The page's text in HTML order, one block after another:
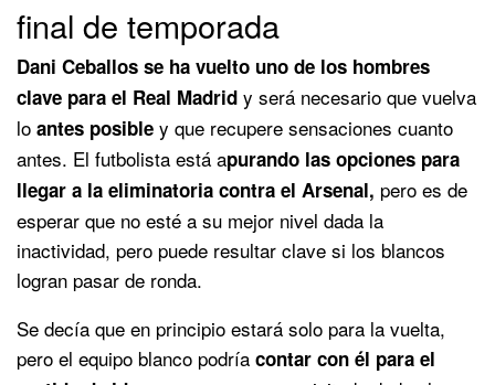
final de temporada
Dani Ceballos se ha vuelto uno de los hombres
clave para el Real Madrid y será necesario que vuelva
lo antes posible y que recupere sensaciones cuanto
antes. El futbolista está apurando las opciones para
llegar a la eliminatoria contra el Arsenal, pero es de
esperar que no esté a su mejor nivel dada la
inactividad, pero puede resultar clave si los blancos
logran pasar de ronda.
Se decía que en principio estará solo para la vuelta,
pero el equipo blanco podría contar con él para el